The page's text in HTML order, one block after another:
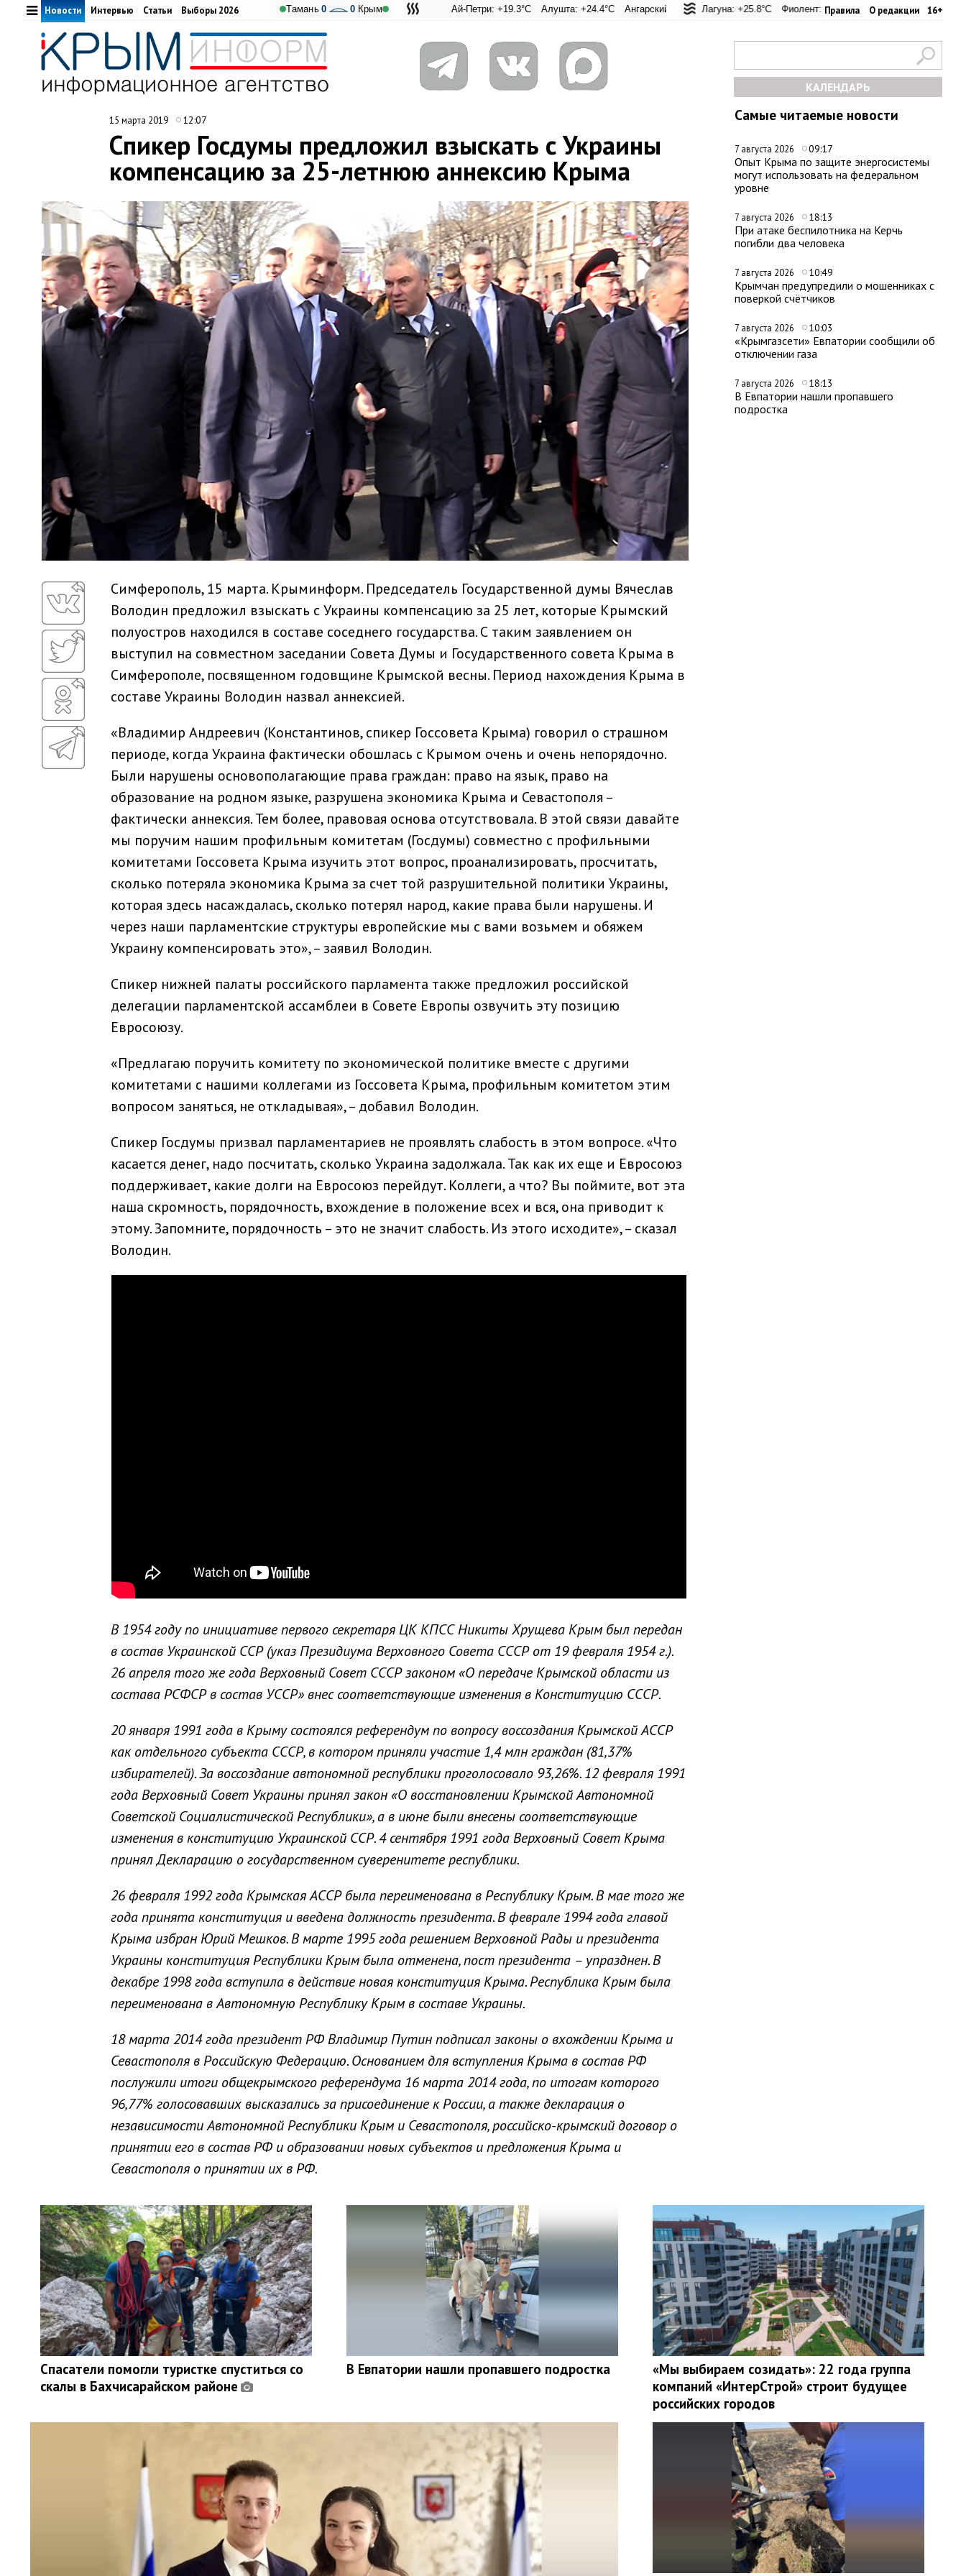
Правила О редакции 16+
Адмиральская Лагуна: +25.8°C Фиолент: +26.4°C Казачья бухта: +26.2°C
Ай-Петри: +19.3°C Алушта: +24.4°C Ангарский перевал: +20.9°C Евпатория: +23.6°C Керчь: +33.4°C Никитский сад:
Тамань 0 0 Крым
Новости Интервью Статьи Выборы 2026
КАЛЕНДАРЬ
Самые читаемые новости
7 августа 2026 09:17
Опыт Крыма по защите энергосистемы
могут использовать на федеральном
уровне
7 августа 2026 18:13
При атаке беспилотника на Керчь
погибли два человека
7 августа 2026 10:49
Крымчан предупредили о мошенниках с
поверкой счётчиков
7 августа 2026 10:03
«Крымгазсети» Евпатории сообщили об
отключении газа
7 августа 2026 18:13
В Евпатории нашли пропавшего
подростка
15 марта 2019 12:07
Спикер Госдумы предложил взыскать с Украины
компенсацию за 25-летнюю аннексию Крыма
Симферополь, 15 марта. Крыминформ. Председатель Государственной думы Вячеслав
Володин предложил взыскать с Украины компенсацию за 25 лет, которые Крымский
полуостров находился в составе соседнего государства. С таким заявлением он
выступил на совместном заседании Совета Думы и Государственного совета Крыма в
Симферополе, посвященном годовщине Крымской весны. Период нахождения Крыма в
составе Украины Володин назвал аннексией.
«Владимир Андреевич (Константинов, спикер Госсовета Крыма) говорил о страшном
периоде, когда Украина фактически обошлась с Крымом очень и очень непорядочно.
Были нарушены основополагающие права граждан: право на язык, право на
образование на родном языке, разрушена экономика Крыма и Севастополя –
фактически аннексия. Тем более, правовая основа отсутствовала. В этой связи давайте
мы поручим нашим профильным комитетам (Госдумы) совместно с профильными
комитетами Госсовета Крыма изучить этот вопрос, проанализировать, просчитать,
сколько потеряла экономика Крыма за счет той разрушительной политики Украины,
которая здесь насаждалась, сколько потерял народ, какие права были нарушены. И
через наши парламентские структуры европейские мы с вами возьмем и обяжем
Украину компенсировать это», – заявил Володин.
Спикер нижней палаты российского парламента также предложил российской
делегации парламентской ассамблеи в Совете Европы озвучить эту позицию
Евросоюзу.
«Предлагаю поручить комитету по экономической политике вместе с другими
комитетами с нашими коллегами из Госсовета Крыма, профильным комитетом этим
вопросом заняться, не откладывая», – добавил Володин.
Спикер Госдумы призвал парламентариев не проявлять слабость в этом вопросе. «Что
касается денег, надо посчитать, сколько Украина задолжала. Так как их еще и Евросоюз
поддерживает, какие долги на Евросоюз перейдут. Коллеги, а что? Вы поймите, вот эта
наша скромность, порядочность, вхождение в положение всех и вся, она приводит к
этому. Запомните, порядочность – это не значит слабость. Из этого исходите», – сказал
Володин.
В 1954 году по инициативе первого секретаря ЦК КПСС Никиты Хрущева Крым был передан
в состав Украинской ССР (указ Президиума Верховного Совета СССР от 19 февраля 1954 г.).
26 апреля того же года Верховный Совет СССР законом «О передаче Крымской области из
состава РСФСР в состав УССР» внес соответствующие изменения в Конституцию СССР.
20 января 1991 года в Крыму состоялся референдум по вопросу воссоздания Крымской АССР
как отдельного субъекта СССР, в котором приняли участие 1,4 млн граждан (81,37%
избирателей). За воссоздание автономной республики проголосовало 93,26%. 12 февраля 1991
года Верховный Совет Украины принял закон «О восстановлении Крымской Автономной
Советской Социалистической Республики», а в июне были внесены соответствующие
изменения в конституцию Украинской ССР. 4 сентября 1991 года Верховный Совет Крыма
принял Декларацию о государственном суверенитете республики.
26 февраля 1992 года Крымская АССР была переименована в Республику Крым. В мае того же
года принята конституция и введена должность президента. В феврале 1994 года главой
Крыма избран Юрий Мешков. В марте 1995 года решением Верховной Рады и президента
Украины конституция Республики Крым была отменена, пост президента – упразднен. В
декабре 1998 года вступила в действие новая конституция Крыма. Республика Крым была
переименована в Автономную Республику Крым в составе Украины.
18 марта 2014 года президент РФ Владимир Путин подписал законы о вхождении Крыма и
Севастополя в Российскую Федерацию. Основанием для вступления Крыма в состав РФ
послужили итоги общекрымского референдума 16 марта 2014 года, по итогам которого
96,77% голосовавших высказались за присоединение к России, а также декларация о
независимости Автономной Республики Крым и Севастополя, российско-крымский договор о
принятии его в состав РФ и образовании новых субъектов и предложения Крыма и
Севастополя о принятии их в РФ.
Спасатели помогли туристке спуститься со
скалы в Бахчисарайском районе
В Евпатории нашли пропавшего подростка
«Мы выбираем созидать»: 22 года группа
компаний «ИнтерСтрой» строит будущее
российских городов